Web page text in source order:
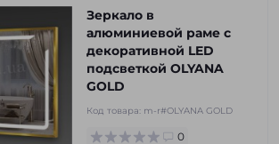
Зеркало в
алюминиевой раме с
декоративной LED
подсветкой OLYANA
GOLD
Код товара: m-r#OLYANA GOLD
0